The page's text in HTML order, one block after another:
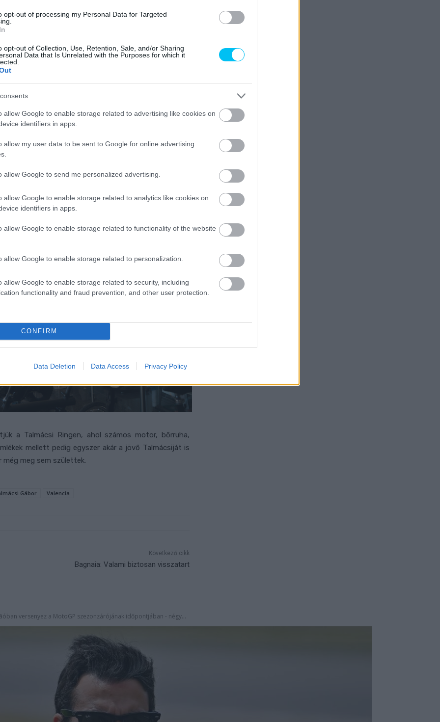
opt-out of processing my Personal Data for Targeted
opt-out of Collection, Use, Retention, Sale, and/or Sharing
Data that Is Unrelated with the Purposes for which it
allow Google to enable storage related to advertising like cookies on
identifiers in apps.
allow my user data to be sent to Google for online advertising
allow Google to send me personalized advertising.
allow Google to enable storage related to analytics like cookies on
identifiers in apps.
allow Google to enable storage related to functionality of the website
allow Google to enable storage related to personalization.
allow Google to enable storage related to security, including
functionality and fraud prevention, and other user protection.
CONFIRM
Data Deletion Data Access Privacy Policy
es futamokat Talmácsi szakkommentálásával. Idén
hogy amennyiben Bagnaia nyer, akkor 2007 óta
ez már egy másik, magyar szempontból kevésbé
a Talmácsi Ringen, ahol számos motor, bőrruha,
mellett pedig egyszer akár a jövő Talmácsiját is
meg sem születtek.
Gábor Valencia
Következő cikk
Bagnaia: Valami biztosan visszatart